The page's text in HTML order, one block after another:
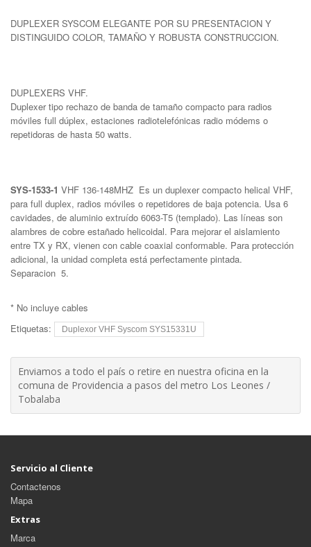
DUPLEXER SYSCOM ELEGANTE POR SU PRESENTACION Y
DISTINGUIDO COLOR, TAMAÑO Y ROBUSTA CONSTRUCCION.
DUPLEXERS VHF.
Duplexer tipo rechazo de banda de tamaño compacto para radios
móviles full dúplex, estaciones radiotelefónicas radio módems o
repetidoras de hasta 50 watts.
SYS-1533-1 VHF 136-148MHZ Es un duplexer compacto helical VHF,
para full duplex, radios móviles o repetidores de baja potencia. Usa 6
cavidades, de aluminio extruído 6063-T5 (templado). Las líneas son
alambres de cobre estañado helicoidal. Para mejorar el aislamiento
entre TX y RX, vienen con cable coaxial conformable. Para protección
adicional, la unidad completa está perfectamente pintada.
Separacion 5.
* No incluye cables
Etiquetas:
Duplexor VHF Syscom SYS15331U
Enviamos a todo el país o retire en nuestra oficina en la
comuna de Providencia a pasos del metro Los Leones /
Tobalaba
Servicio al Cliente
Contactenos
Mapa
Extras
Marca